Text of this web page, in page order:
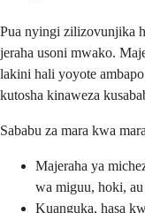
Pua nyingi zilizovunjika
jeraha usoni mwako.
lakini hali yoyote
kutosha kinaweza
Sababu za mara kwa
Majeraha ya
wa miguu, hoki, au
Kuanguka, hasa